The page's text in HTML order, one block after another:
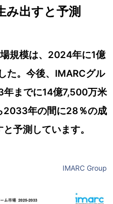
み出すと予測
規模は、2024年に1億
た。今後、IMARCグル
までに14億7,500万米
2033年の間に28％の成
予測しています。
IMARC Group